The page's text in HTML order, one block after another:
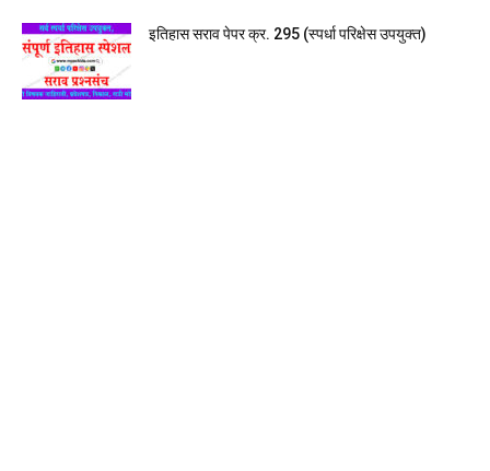
इतिहास सराव पेपर क्र. 295 (स्पर्धा परिक्षेस उपयुक्त)